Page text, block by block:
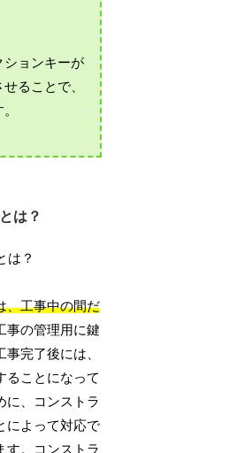
ションキーが
ることで、
は？
、工事中の間だ
事の管理用に鍵
完了後には、
ることになって
に、コンストラ
によって対応で
す。コンストラ